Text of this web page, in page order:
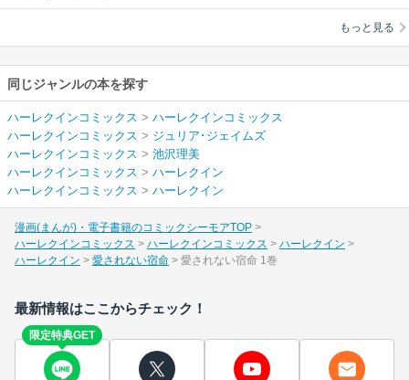
ズ/池沢理美
もっと見る
同じジャンルの本を探す
ハーレクインコミックス > ハーレクインコミックス
ハーレクインコミックス > ジュリア･ジェイムズ
ハーレクインコミックス > 池沢理美
ハーレクインコミックス > ハーレクイン
ハーレクインコミックス > ハーレクイン
漫画(まんが)・電子書籍のコミックシーモアTOP
ハーレクインコミックス
ハーレクインコミックス
ハーレクイン
ハーレクイン
愛されない宿命 愛されない宿命 1巻
最新情報はここからチェック！
限定特典GET